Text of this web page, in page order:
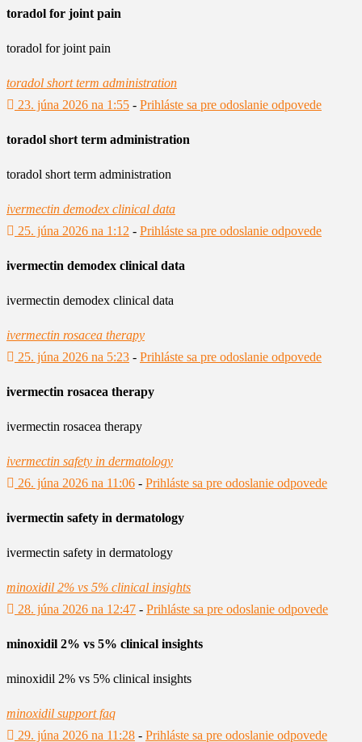
toradol for joint pain
toradol for joint pain
toradol short term administration
23. júna 2026 na 1:55 - Prihláste sa pre odoslanie odpovede
toradol short term administration
toradol short term administration
ivermectin demodex clinical data
25. júna 2026 na 1:12 - Prihláste sa pre odoslanie odpovede
ivermectin demodex clinical data
ivermectin demodex clinical data
ivermectin rosacea therapy
25. júna 2026 na 5:23 - Prihláste sa pre odoslanie odpovede
ivermectin rosacea therapy
ivermectin rosacea therapy
ivermectin safety in dermatology
26. júna 2026 na 11:06 - Prihláste sa pre odoslanie odpovede
ivermectin safety in dermatology
ivermectin safety in dermatology
minoxidil 2% vs 5% clinical insights
28. júna 2026 na 12:47 - Prihláste sa pre odoslanie odpovede
minoxidil 2% vs 5% clinical insights
minoxidil 2% vs 5% clinical insights
minoxidil support faq
29. júna 2026 na 11:28 - Prihláste sa pre odoslanie odpovede